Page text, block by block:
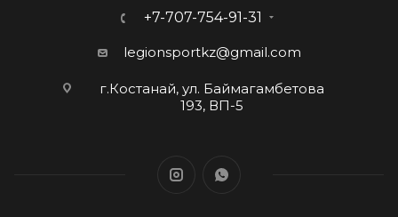
+7-707-754-91-31
legionsportkz@gmail.com
г.Костанай, ул. Баймагамбетова
193, ВП-5